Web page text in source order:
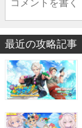
最近の攻略記事